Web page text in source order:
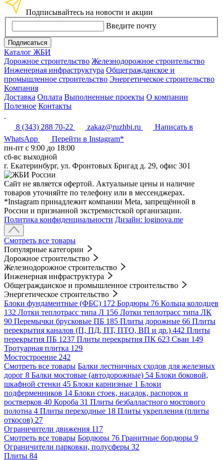
Подписывайтесь на новости и акции
Введите почту
Подписаться
Каталог ЖБИ
Дорожное строительство Железнодорожное строительство
Инженерная инфраструктура Общегражданское и
промышленное строительство Энергетическое строительство
Компания
Доставка Оплата Выполненные проекты О компании
Полезное Контакты
8 (343) 288 70-22 zakaz@ruzhbi.ru
Написать в
WhatsApp
Перейти в Instagram*
пн-пт c 9:00 до 18:00
сб-вс выходной
г. Екатеринбург, ул. Фронтовых Бригад д. 29, офис 301
Сайт не является офертой. Актуальные цены и наличие
товаров уточняйте по телефону или в мессенджерах.
*Instagram принадлежит компании Meta, запрещённой в
России и признанной экстремистской организации.
Политика конфиденциальности Дизайн: loginova.me
Смотреть все товары
Популярные категории
Дорожное строительство
Железнодорожное строительство
Инженерная инфраструктура
Общегражданское и промышленное строительство
Энергетическое строительство
Блоки фундаментные (ФБС) 172 Бордюры 76 Кольца колодцев
132 Лотки теплотрасс типа Л 156 Лотки теплотрасс типа ЛК
90 Перемычки брусковые ПБ 185 Плиты дорожные 66 Плиты
перекрытия каналов (П, ПД, ПТ, ПТО, ВП и др.) 442 Плиты
перекрытия ПБ 1237 Плиты перекрытия ПК 623 Сваи 149
Тротуарная плитка 129
Мостостроение 242
Смотреть все товары Балки лестничных сходов для железных
дорог 8 Балки мостовые (автодорожные) 54 Блоки боковой,
шкафной стенки 45 Блоки карнизные 1 Блоки
подферменников 14 Блоки стоек, насадок, распорок и
ростверков 40 Короба 31 Плиты безбалластного мостового
полотна 4 Плиты переходные 18 Плиты укрепления (плиты
откосов) 27
Ограничители движения 117
Смотреть все товары Бордюры 76 Гранитные бордюры 9
Ограничители парковки, полусферы 32
Плиты 84